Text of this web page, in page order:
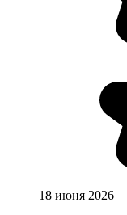
18 июня 2026